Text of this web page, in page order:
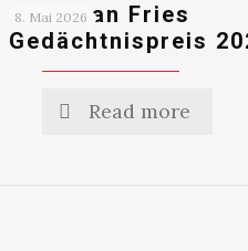
8. Mai 2026
Christian Fries
Gedächtnispreis
Read more